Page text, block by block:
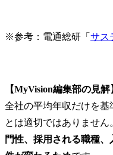
※参考：電通総研「 サス
【MyVision編集部の見解
全社の平均年収だけを基
とは適切ではありません
門性、採用される職種